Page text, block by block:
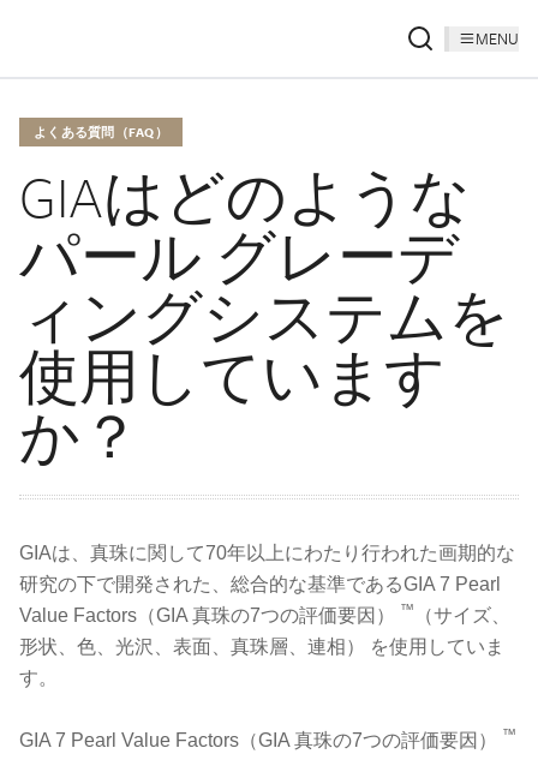
MENU
よくある質問（FAQ）
GIAはどのような
パール グレーデ
ィングシステムを
使用しています
か？
GIAは、真珠に関して70年以上にわたり行われた画期的な
研究の下で開発された、総合的な基準であるGIA 7 Pearl
Value Factors（GIA 真珠の7つの評価要因）
™
（サイズ、
形状、色、光沢、表面、真珠層、連相） を使用していま
す。
GIA 7 Pearl Value Factors（GIA 真珠の7つの評価要因） ™